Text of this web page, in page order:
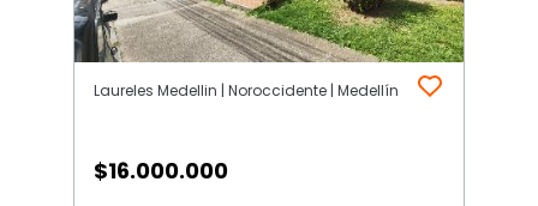
Laureles Medellin | Noroccidente | Medellín
$16.000.000